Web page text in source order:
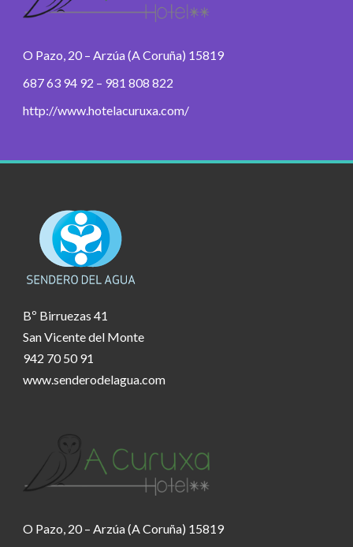
O Pazo, 20 – Arzúa (A Coruña) 15819
687 63 94 92 – 981 808 822
http://www.hotelacuruxa.com/
Bº Birruezas 41
San Vicente del Monte
942 70 50 91
www.senderodelagua.com
O Pazo, 20 – Arzúa (A Coruña) 15819